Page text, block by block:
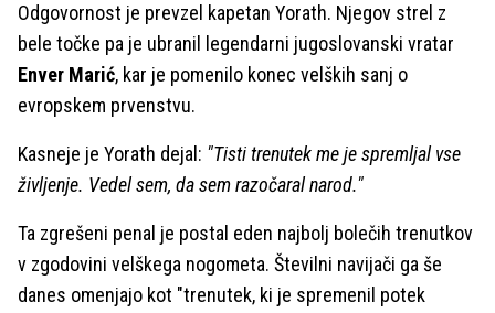
Odgovornost je prevzel kapetan Yorath. Njegov strel z
bele točke pa je ubranil legendarni jugoslovanski vratar
Enver Marić, kar je pomenilo konec velških sanj o
evropskem prvenstvu.
Kasneje je Yorath dejal: "Tisti trenutek me je spremljal vse
življenje. Vedel sem, da sem razočaral narod."
Ta zgrešeni penal je postal eden najbolj bolečih trenutkov
v zgodovini velškega nogometa. Številni navijači ga še
danes omenjajo kot "trenutek, ki je spremenil potek